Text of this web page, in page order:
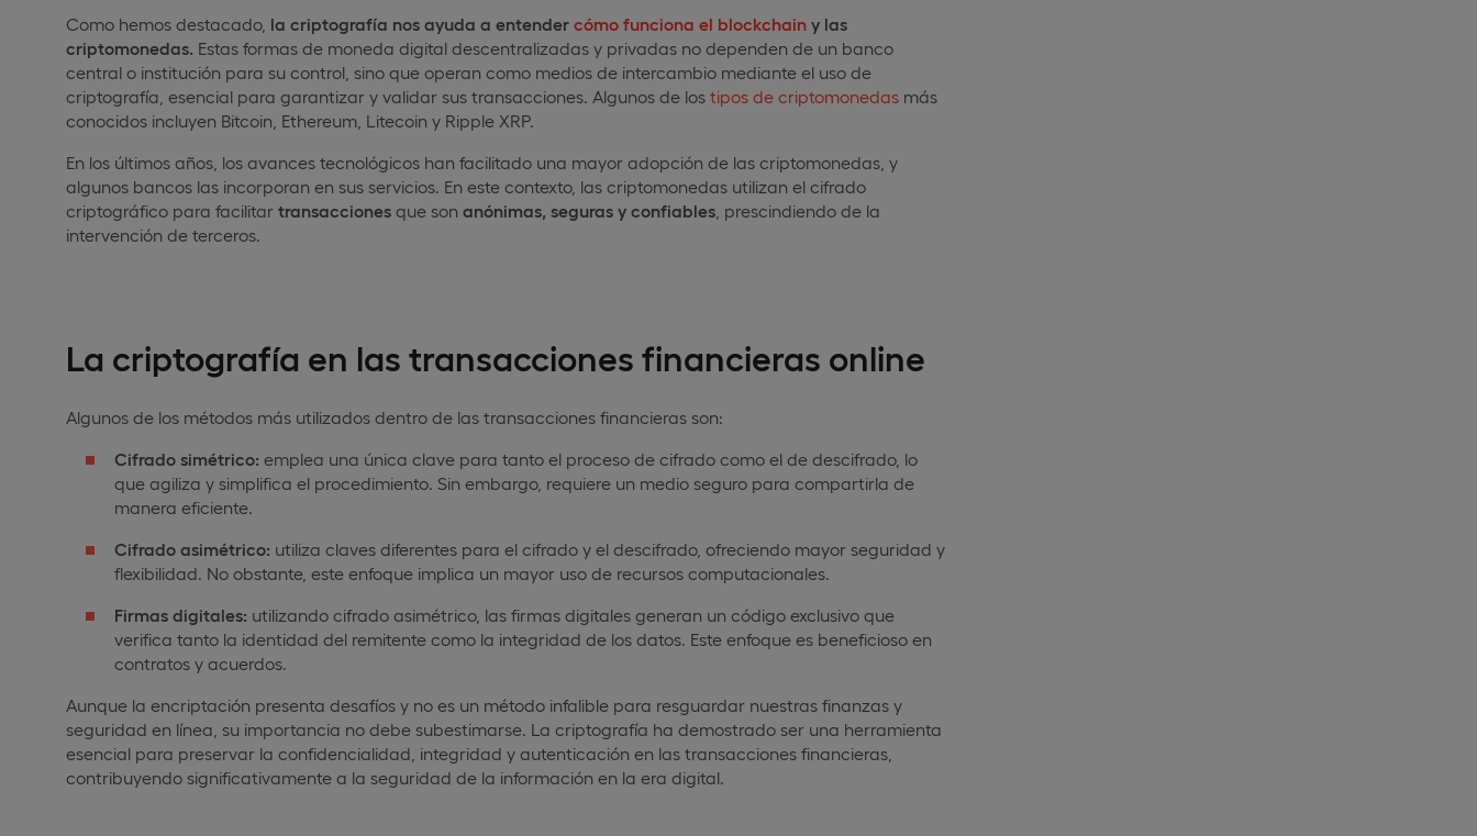
Como hemos destacado, la criptografía nos ayuda a entender cómo funciona el blockchain y las
criptomonedas. Estas formas de moneda digital descentralizadas y privadas no dependen de un banco
central o institución para su control, sino que operan como medios de intercambio mediante el uso de
criptografía, esencial para garantizar y validar sus transacciones. Algunos de los tipos de criptomonedas más
conocidos incluyen Bitcoin, Ethereum, Litecoin y Ripple XRP.
En los últimos años, los avances tecnológicos han facilitado una mayor adopción de las criptomonedas, y
algunos bancos las incorporan en sus servicios. En este contexto, las criptomonedas utilizan el cifrado
criptográfico para facilitar transacciones que son anónimas, seguras y confiables , prescindiendo de la
intervención de terceros.
La criptografía en las transacciones financieras online
Algunos de los métodos más utilizados dentro de las transacciones financieras son:
Cifrado simétrico: emplea una única clave para tanto el proceso de cifrado como el de descifrado, lo
que agiliza y simplifica el procedimiento. Sin embargo, requiere un medio seguro para compartirla de
manera eficiente.
Cifrado asimétrico: utiliza claves diferentes para el cifrado y el descifrado, ofreciendo mayor seguridad y
flexibilidad. No obstante, este enfoque implica un mayor uso de recursos computacionales.
Firmas digitales: utilizando cifrado asimétrico, las firmas digitales generan un código exclusivo que
verifica tanto la identidad del remitente como la integridad de los datos. Este enfoque es beneficioso en
contratos y acuerdos.
Aunque la encriptación presenta desafíos y no es un método infalible para resguardar nuestras finanzas y
seguridad en línea, su importancia no debe subestimarse. La criptografía ha demostrado ser una herramienta
esencial para preservar la confidencialidad, integridad y autenticación en las transacciones financieras,
contribuyendo significativamente a la seguridad de la información en la era digital.